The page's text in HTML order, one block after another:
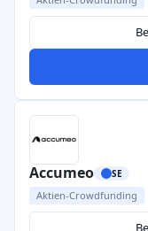
Accumeo SE
Aktien-Crowdfunding